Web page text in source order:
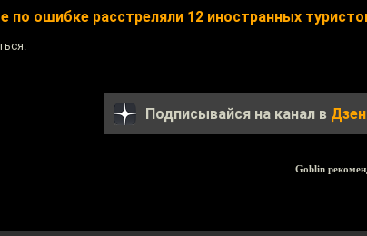
по ошибке расстреляли 12 иностранных
Подписывайся на канал в Дзен
Goblin